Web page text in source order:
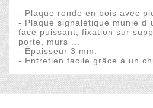
- Plaque ronde en bois avec
- Plaque signalétique munie
face puissant, fixation sur
porte, murs ...
- Épaisseur 3 mm.
- Entretien facile grâce à un